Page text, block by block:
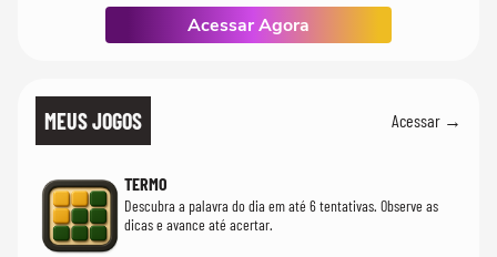
Acessar Agora
MEUS JOGOS Acessar →
TERMO
Descubra a palavra do dia em até 6 tentativas. Observe as
dicas e avance até acertar.